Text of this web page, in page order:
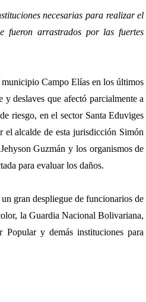
necesarias para realizar el
fueron arrastrados por las fuertes
municipio Campo Elías en los últimos
y deslaves que afectó parcialmente a
riesgo, en el sector Santa Eduviges
alcalde de esta jurisdicción Simón
Guzmán y los organismos de
para evaluar los daños.
gran despliegue de funcionarios de
la Guardia Nacional Bolivariana,
y demás instituciones para